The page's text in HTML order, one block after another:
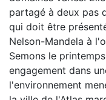
partagé à deux pas
qui doit être
Nelson-Mandela à
Semons le
engagement dans
l'environnement